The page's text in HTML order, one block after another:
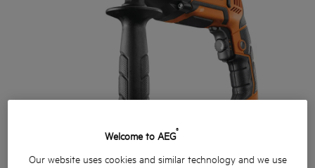
Welcome to AEG®
Our website uses cookies and similar technology and we use